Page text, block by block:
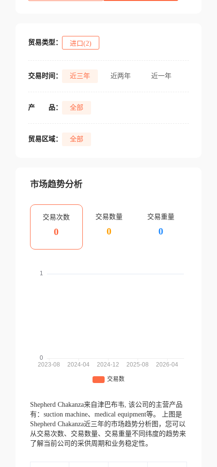
贸易类型： 进口(2)
交易时间： 近三年 近两年 近一年
产 品： 全部
贸易区域： 全部
市场趋势分析
交易次数
0
交易数量
0
交易重量
0
Shepherd Chakanza来自津巴布韦, 该公司的主营产品
有：suction machine、medical equipment等。
上图是
Shepherd Chakanza近三年的市场趋势分析图，您可以
从交易次数、交易数量、交易重量不同纬度的趋势来
了解当前公司的采供周期和业务稳定性。